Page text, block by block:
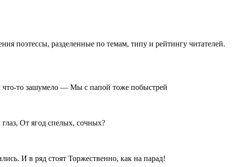
поэтессы, разделенные по темам, типу и рейтингу читателей.
что-то зашумело — Мы с папой тоже побыстрей
От ягод спелых, сочных?
И в ряд стоят Торжественно, как на парад!